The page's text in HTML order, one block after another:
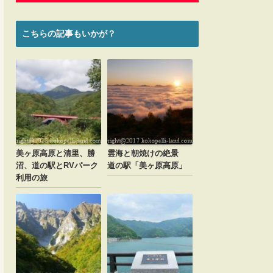
こちらの記事もいかが？
美ヶ原高原と清里、勝
沼、道の駅とRVパーク
利用の旅
雲海と朝焼けの絶景
道の駅「美ヶ原高原」